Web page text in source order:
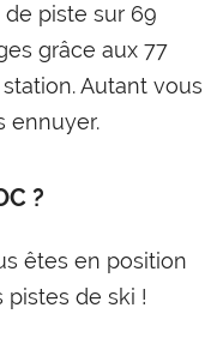
piste sur 69
grâce aux 77
Autant vous
ennuyer.
?
êtes en position
pistes de ski !